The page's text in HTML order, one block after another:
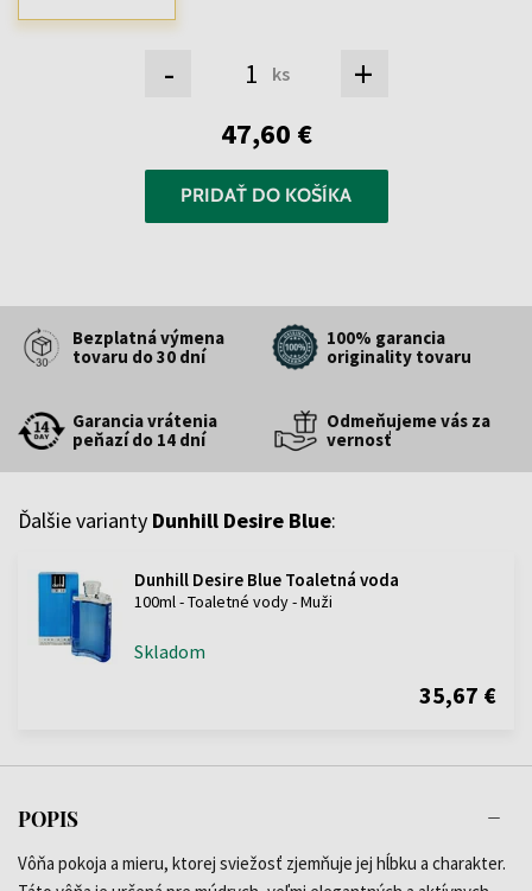
- ks +
47,60 €
PRIDAŤ DO KOŠÍKA
Bezplatná výmena
tovaru do 30 dní
100% garancia
originality tovaru
Garancia vrátenia
peňazí do 14 dní
Odmeňujeme vás za
vernosť
Ďalšie varianty Dunhill Desire Blue:
Dunhill Desire Blue Toaletná voda
100ml - Toaletné vody - Muži
Skladom
35,67 €
POPIS
Vôňa pokoja a mieru, ktorej sviežosť zjemňuje jej hĺbku a charakter.